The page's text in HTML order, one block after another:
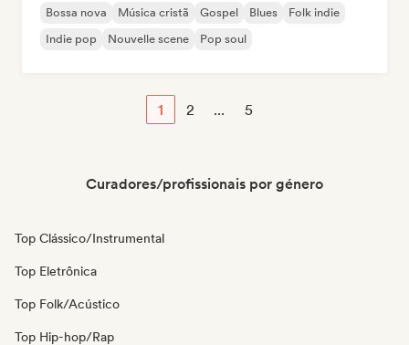
Bossa nova Música cristã Gospel Blues
Folk indie
Indie pop
Nouvelle scene Pop soul
1 2 ... 5
Curadores/profissionais por género
Top Clássico/Instrumental
Top Eletrônica
Top Folk/Acústico
Top Hip-hop/Rap